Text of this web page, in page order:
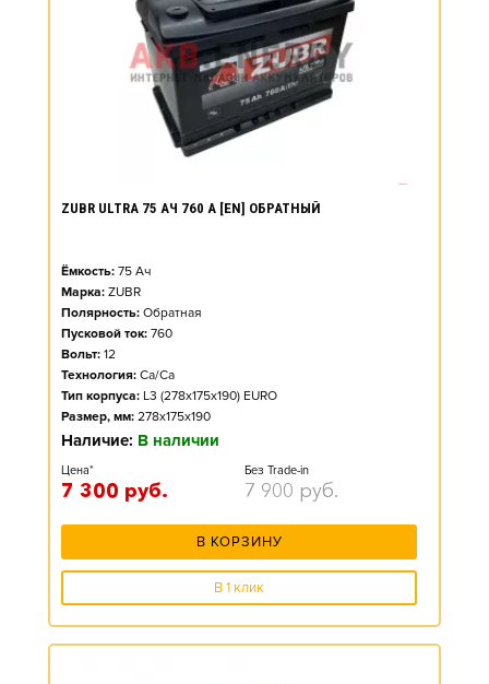
ZUBR ULTRA 75 АЧ 760 А [EN] ОБРАТНЫЙ
Ёмкость: 75 Ач
Марка: ZUBR
Полярность: Обратная
Пусковой ток: 760
Вольт: 12
Технология: Ca/Ca
Тип корпуса: L3 (278x175x190) EURO
Размер, мм: 278x175x190
Наличие: В наличии
Цена*
7 300 руб.
Без Trade-in
7 900 руб.
В КОРЗИНУ
В 1 клик